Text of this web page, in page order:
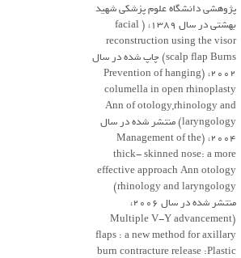
پژوهشی دانشگاه علوم پزشکی شهید
بهشتی در سال 1389، ( facial
reconstruction using the visor
scalp flap Burns) چاپ شده در سال
2002، (Prevention of hanging
columella in open rhinoplasty
Ann of otology,rhinology and
laryngology) منتشر شده در سال
2004، (Management of the
thick- skinned nose: a more
effective approach Ann otology
rhinology and laryngology)
منتشر شده در سال 2006،
(Multiple V-Y advancement
flaps : a new method for axillary
burn contracture release :Plastic